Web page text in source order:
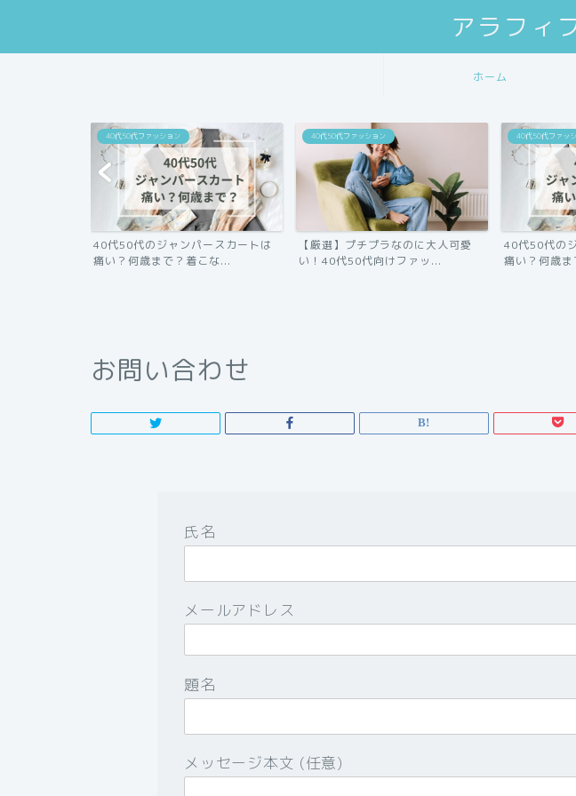
アラフィ
ホーム
40代50代ファッション
40代50代のジャンパースカートは
痛い？何歳まで？着こな...
40代50代ファッション
【厳選】プチプラなのに大人可愛
い！40代50代向けファッ...
40代50代ファッ
40代50代の
痛い？何歳
お問い合わせ
氏名
メールアドレス
題名
メッセージ本文 (任意)